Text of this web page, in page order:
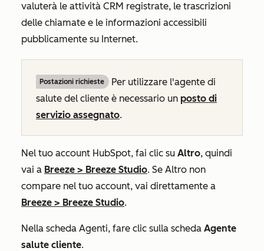
valuterà le attività CRM registrate, le trascrizioni
delle chiamate e le informazioni accessibili
pubblicamente su Internet.
Postazioni richieste
Per utilizzare l'agente di
salute del cliente è necessario un posto di
servizio assegnato.
Nel tuo account HubSpot, fai clic su Altro, quindi
vai a Breeze > Breeze Studio. Se Altro non
compare nel tuo account, vai direttamente a
Breeze > Breeze Studio.
Nella scheda Agenti, fare clic sulla scheda Agente
salute cliente.